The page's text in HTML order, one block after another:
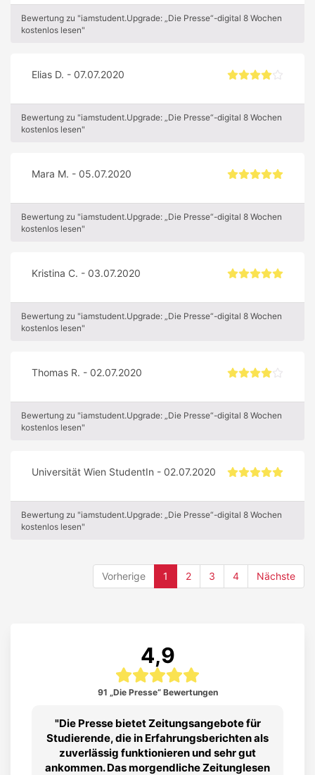
Bewertung zu "iamstudent.Upgrade: „Die Presse“-digital 8 Wochen
kostenlos lesen"
Elias D. - 07.07.2020
Bewertung zu "iamstudent.Upgrade: „Die Presse“-digital 8 Wochen
kostenlos lesen"
Mara M. - 05.07.2020
Bewertung zu "iamstudent.Upgrade: „Die Presse“-digital 8 Wochen
kostenlos lesen"
Kristina C. - 03.07.2020
Bewertung zu "iamstudent.Upgrade: „Die Presse“-digital 8 Wochen
kostenlos lesen"
Thomas R. - 02.07.2020
Bewertung zu "iamstudent.Upgrade: „Die Presse“-digital 8 Wochen
kostenlos lesen"
Universität Wien StudentIn - 02.07.2020
Bewertung zu "iamstudent.Upgrade: „Die Presse“-digital 8 Wochen
kostenlos lesen"
Vorherige 1 (current)
2 3 4 Nächste
4,9
91 „Die Presse“ Bewertungen
Die Presse bietet Zeitungsangebote für
Studierende, die in Erfahrungsberichten als
zuverlässig funktionieren und sehr gut
ankommen. Das morgendliche Zeitunglesen